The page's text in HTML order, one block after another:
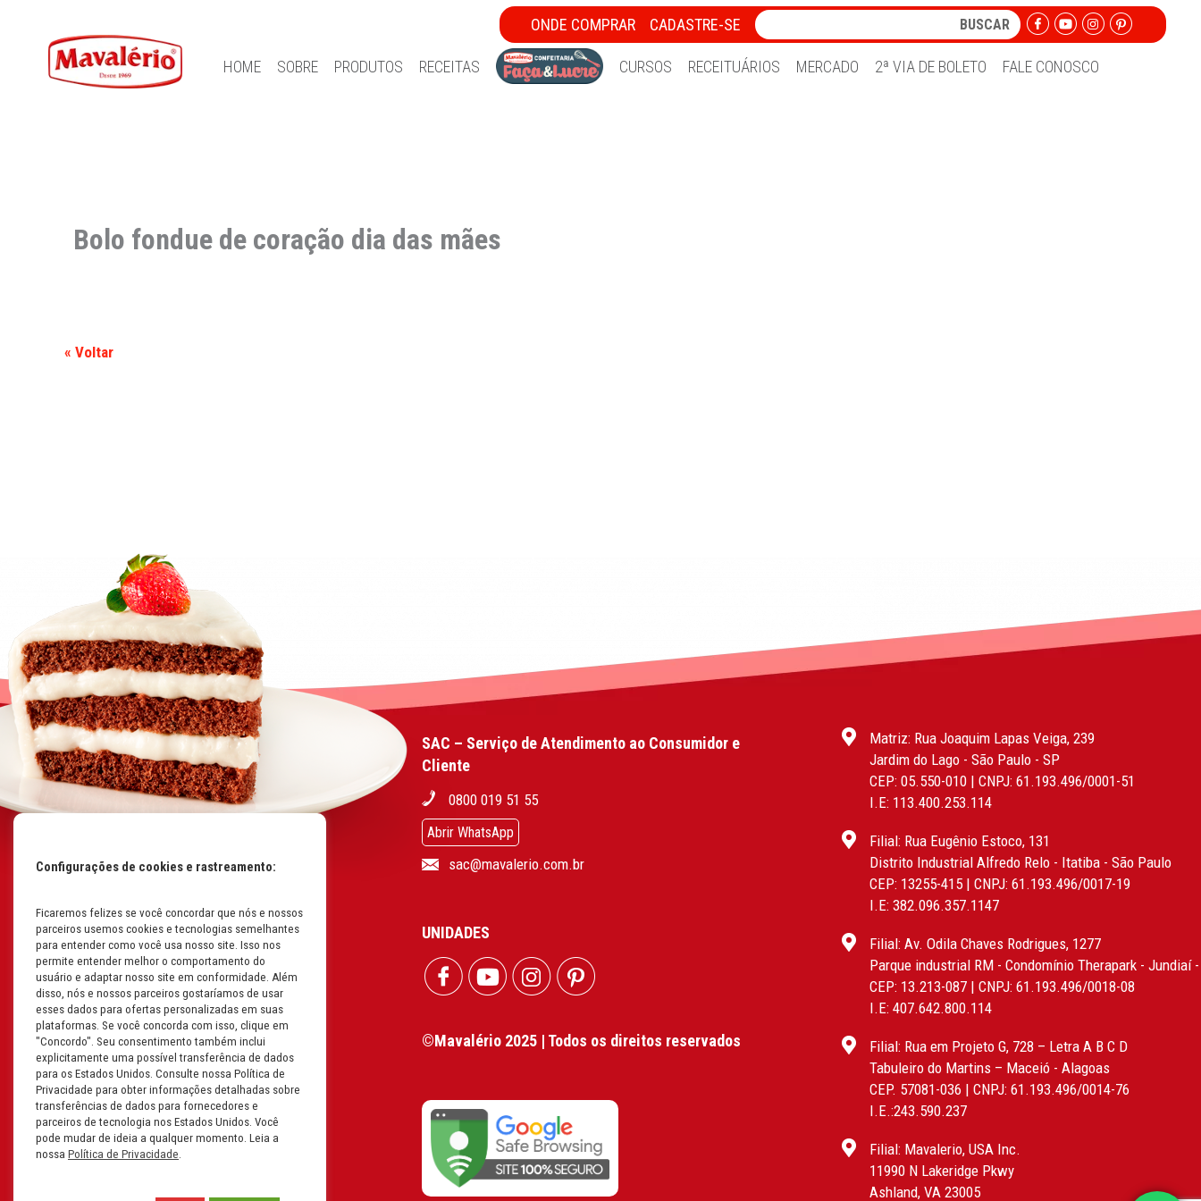
ONDE COMPRAR CADASTRE-SE
HOME SOBRE PRODUTOS RECEITAS CURSOS RECEITUÁRIOS MERCADO 2ª VIA DE BOLETO FALE CONOSCO
Bolo fondue de coração dia das mães
« Voltar
Mapa do Site
Políticas da Empresa
Perguntas Frequentes
Código de Conduta
Política de Privacidade na
Íntegra
Carreiras
Compliance
Fale Conosco
SAC – Serviço de Atendimento ao Consumidor e
Cliente
0800 019 51 55
Abrir WhatsApp
sac@mavalerio.com.br
UNIDADES
©Mavalério 2025 | Todos os direitos reservados
Matriz: Rua Joaquim Lapas Veiga, 239
Jardim do Lago - São Paulo - SP
CEP: 05.550-010 | CNPJ: 61.193.496/0001-51
I.E: 113.400.253.114
Filial: Rua Eugênio Estoco, 131
Distrito Industrial Alfredo Relo - Itatiba - São Paulo
CEP: 13255-415 | CNPJ: 61.193.496/0017-19
I.E: 382.096.357.1147
Filial: Av. Odila Chaves Rodrigues, 1277
Parque industrial RM - Condomínio Therapark - Jundiaí
CEP: 13.213-087 | CNPJ: 61.193.496/0018-08
I.E: 407.642.800.114
Filial: Rua em Projeto G, 728 – Letra A B C D
Tabuleiro do Martins – Maceió - Alagoas
CEP. 57081-036 | CNPJ: 61.193.496/0014-76
I.E.:243.590.237
Filial: Mavalerio, USA Inc.
11990 N Lakeridge Pkwy
Ashland, VA 23005
Configurações de cookies e rastreamento:
Ficaremos felizes se você concordar que nós e nossos
parceiros usemos cookies e tecnologias semelhantes
para entender como você usa nosso site. Isso nos
permite entender melhor o comportamento do
usuário e adaptar nosso site em conformidade. Além
disso, nós e nossos parceiros gostaríamos de usar
esses dados para ofertas personalizadas em suas
plataformas. Se você concorda com isso, clique em
"Concordo". Seu consentimento também inclui
explicitamente uma possível transferência de dados
para os Estados Unidos. Consulte nossa Política de
Privacidade para obter informações detalhadas sobre
transferências de dados para fornecedores e
parceiros de tecnologia nos Estados Unidos. Você
pode mudar de ideia a qualquer momento. Leia a
nossa Política de Privacidade.